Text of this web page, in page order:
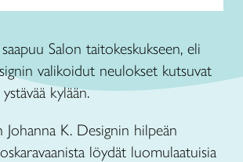
Salon taitokeskukseen, eli
valikoidut neulokset kutsuvat
kylään.
Johanna K. Designin hilpeän
löydät luomulaatuisia